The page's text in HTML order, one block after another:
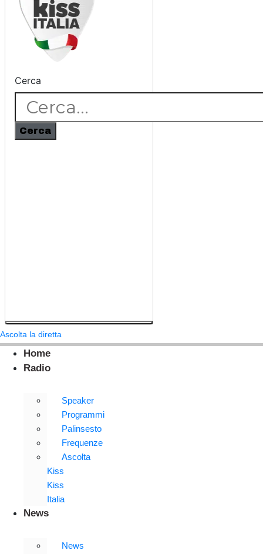
Cerca
Cerca
Ascolta la diretta
Home
Radio
Speaker
Programmi
Palinsesto
Frequenze
Ascolta
Kiss
Kiss
Italia
News
News